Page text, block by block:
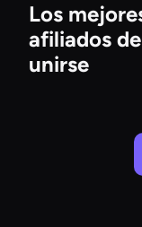
Los
afiliados
unirse